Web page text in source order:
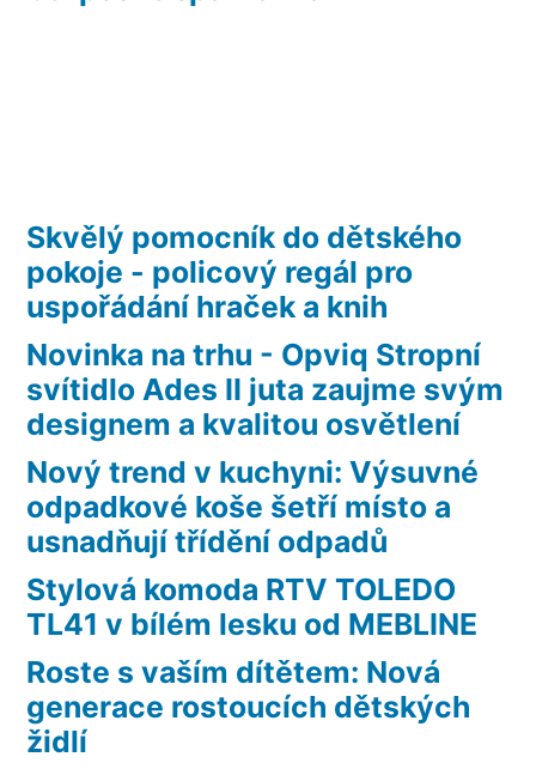
Skvělý pomocník do dětského
pokoje - policový regál pro
uspořádání hraček a knih
Novinka na trhu - Opviq Stropní
svítidlo Ades II juta zaujme svým
designem a kvalitou osvětlení
Nový trend v kuchyni: Výsuvné
odpadkové koše šetří místo a
usnadňují třídění odpadů
Stylová komoda RTV TOLEDO
TL41 v bílém lesku od MEBLINE
Roste s vaším dítětem: Nová
generace rostoucích dětských
židlí